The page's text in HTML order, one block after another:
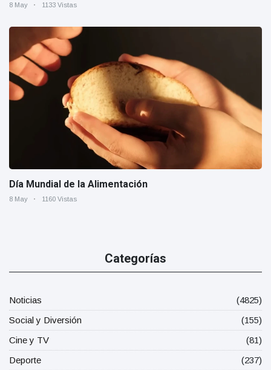
8 May 1133 Vistas
Día Mundial de la Alimentación
8 May 1160 Vistas
Categorías
Noticias
(4825)
Social y Diversión
(155)
Cine y TV
(81)
Deporte
(237)